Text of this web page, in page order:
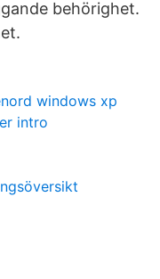
behörighet.
windows xp
intro